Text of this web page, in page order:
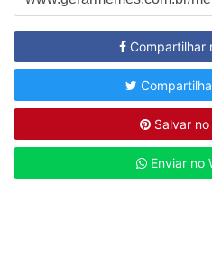
Compartilhar
Salvar no
Enviar no